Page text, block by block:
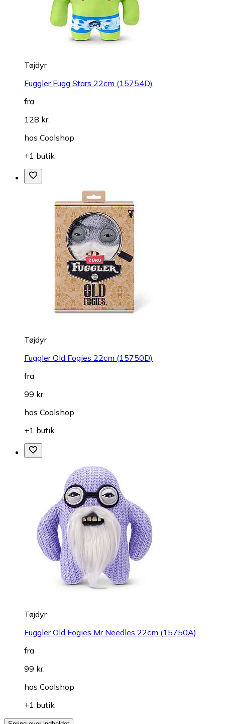
Tøjdyr
Fuggler Fugg Stars 22cm (15754D)
fra
128 kr.
hos Coolshop
+1 butik
Tøjdyr
Fuggler Old Fogies 22cm (15750D)
fra
99 kr.
hos Coolshop
+1 butik
Tøjdyr
Fuggler Old Fogies Mr Needles 22cm (15750A)
fra
99 kr.
hos Coolshop
+1 butik